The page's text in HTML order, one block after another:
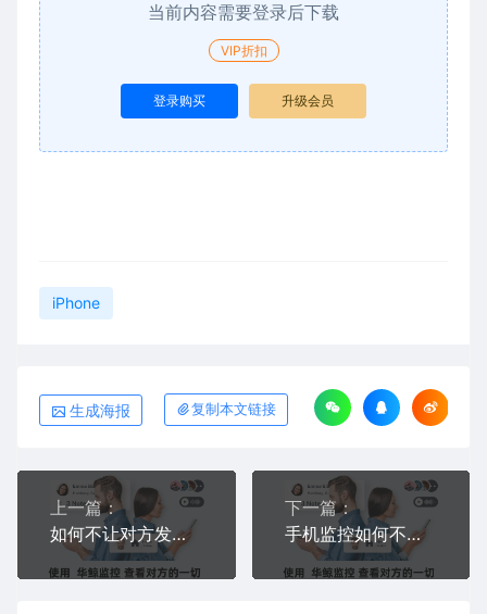
当前内容需要登录后下载
VIP折扣
登录购买 升级会员
iPhone
生成海报 复制本文链接
上一篇：
如何不让对方发现手机监控软件？华鲸APP提供不需要对方同意安装和点击授权方案
下一篇：
手机监控如何不被发现_无图标远程监控手机软件